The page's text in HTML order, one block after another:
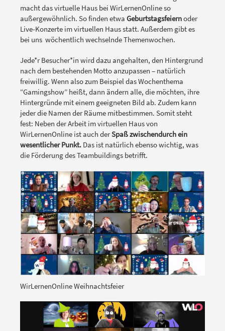
macht das virtuelle Haus bei WirLernenOnline so
außergewöhnlich. So finden etwa Geburtstagsfeiernoder
Live-Konzerte im virtuellen Haus statt. Außerdem gibt es
bei uns wöchentlich wechselnde Themenwochen.
Jede*r Besucher*in wird dazu angehalten, den Hintergrund
nach dem bestehenden Motto anzupassen – natürlich
freiwillig. Wenn also zum Beispiel das Wochenthema
“Gamingshow” heißt, dann ändern alle, die möchten, ihre
Hintergründe mit einem geeigneten Bild ab. Zudem kann
jeder die Namen der Räume mitbestimmen. Somit steht
fest: Neben der Arbeit im virtuellen Haus von
WirLernenOnline ist auch derSpaß zwischendurch ein
wesentlicher Punkt. Das ist natürlich ebenso wichtig, was
die Förderung des Teambuildings betrifft.
WirLernenOnline Weihnachtsfeier